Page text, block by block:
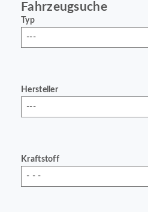
Fahrzeugsuche
Typ
---
Hersteller
---
Kraftstoff
- - -